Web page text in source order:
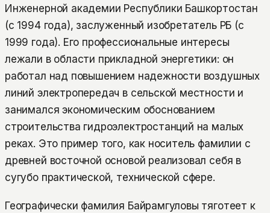
Инженерной академии Республики Башкортостан
(с 1994 года), заслуженный изобретатель РБ (с
1999 года). Его профессиональные интересы
лежали в области прикладной энергетики: он
работал над повышением надежности воздушных
линий электропередач в сельской местности и
занимался экономическим обоснованием
строительства гидроэлектростанций на малых
реках. Это пример того, как носитель фамилии с
древней восточной основой реализовал себя в
сугубо практической, технической сфере.
Географически фамилия Байрамгуловы тяготеет к